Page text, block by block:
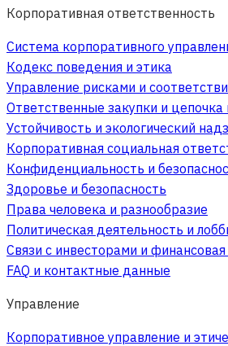
Корпоративная ответственность
Система корпоративного
Кодекс поведения и этика
Управление рисками и
Ответственные закупки и цепочка
Устойчивость и экологический
Корпоративная социальная
Конфиденциальность и
Здоровье и безопасность
Права человека и разнообразие
Политическая деятельность и
Связи с инвесторами и
FAQ и контактные данные
Управление
Корпоративное управление и